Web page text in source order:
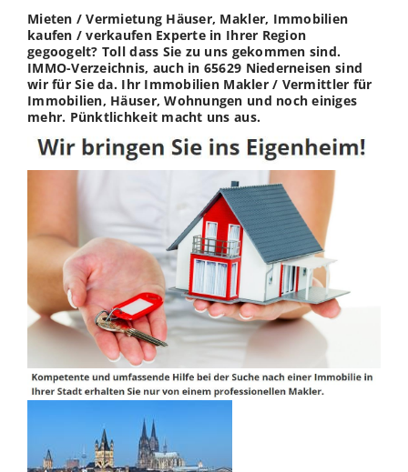
Mieten / Vermietung Häuser, Makler, Immobilien
kaufen / verkaufen Experte in Ihrer Region
gegoogelt? Toll dass Sie zu uns gekommen sind.
IMMO-Verzeichnis, auch in 65629 Niederneisen sind
wir für Sie da. Ihr Immobilien Makler / Vermittler für
Immobilien, Häuser, Wohnungen und noch einiges
mehr. Pünktlichkeit macht uns aus.